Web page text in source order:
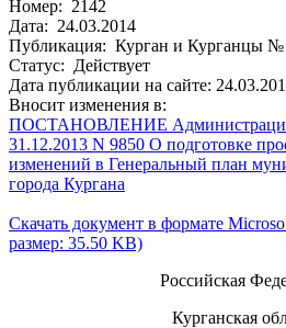
Номер: 2142
Дата: 24.03.2014
Публикация: Курган и Курганцы №
Статус: Действует
Дата публикации на сайте:
Вносит изменения в:
ПОСТАНОВЛЕНИЕ Администрация
31.12.2013 N 9850 О подготовке
изменений в Генеральный план
города Кургана
Скачать документ в формате
размер: 35.50 KB)
Российская
Курганская